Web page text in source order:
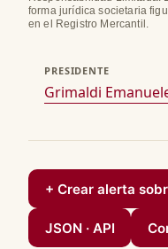
forma jurídica societaria
en el Registro Mercantil.
PRESIDENTE
Grimaldi
+ Crear alerta
JSON · API